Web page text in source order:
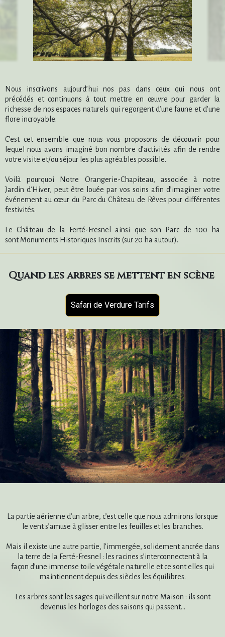
Nous inscrivons aujourd’hui nos pas dans ceux qui nous ont
précédés et continuons à tout mettre en œuvre pour garder la
richesse de nos espaces naturels qui regorgent d’une faune et d’une
flore incroyable.
C’est cet ensemble que nous vous proposons de découvrir pour
lequel nous avons imaginé bon nombre d’activités afin de rendre
votre visite et/ou séjour les plus agréables possible.
Voilà pourquoi Notre Orangerie-Chapiteau, associée à notre
Jardin d’Hiver, peut être louée par vos soins afin d’imaginer votre
événement au cœur du Parc du Château de Rêves pour différentes
festivités.
Le Château de la Ferté-Fresnel ainsi que son Parc de 100 ha
sont Monuments Historiques Inscrits (sur 20 ha autour).
Quand les arbres se mettent en scène
Safari de Verdure Tarifs
La partie aérienne d’un arbre, c’est celle que nous admirons lorsque
le vent s’amuse à glisser entre les feuilles et les branches.
Mais il existe une autre partie, l’immergée, solidement ancrée dans
la terre de la Ferté-Fresnel : les racines s’interconnectent à la
façon d’une immense toile végétale naturelle et ce sont elles qui
maintiennent depuis des siècles les équilibres.
Les arbres sont les sages qui veillent sur notre Maison : ils sont
devenus les horloges des saisons qui passent…